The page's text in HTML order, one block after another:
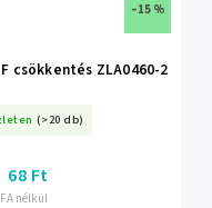
–15 %
F csökkentés ZLA0460-2
(>20 db)
nélkül
68 Ft